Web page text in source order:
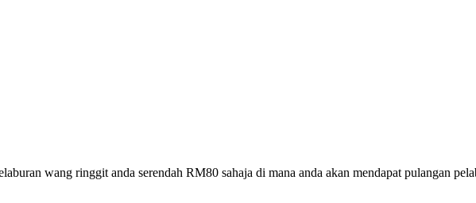
wang ringgit anda serendah RM80 sahaja di mana anda akan mendapat pulangan